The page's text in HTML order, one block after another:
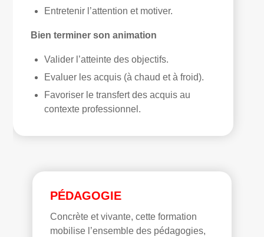
Entretenir l’attention et motiver.
Bien terminer son animation
Valider l’atteinte des objectifs.
Evaluer les acquis (à chaud et à froid).
Favoriser le transfert des acquis au
contexte professionnel.
PÉDAGOGIE
Concrète et vivante, cette formation
mobilise l’ensemble des pédagogies,